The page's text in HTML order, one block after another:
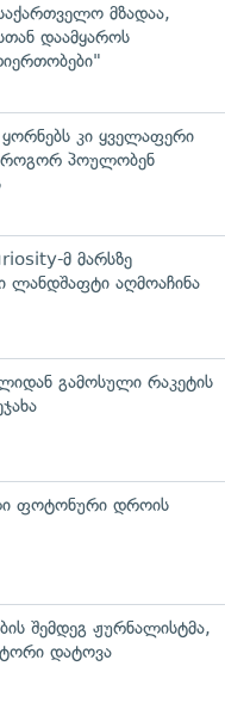
მზადაა,
დაამყაროს
კი ყველაფერი
როგორ პოულობენ
მ მარსზე
ლანდშაფტი აღმოაჩინა
გამოსული რაკეტის
ფოტონური დროის
შემდეგ ჟურნალისტმა,
დატოვა